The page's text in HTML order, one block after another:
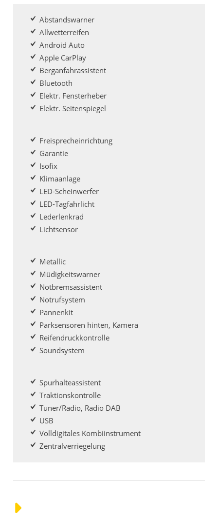
Abstandswarner
Allwetterreifen
Android Auto
Apple CarPlay
Berganfahrassistent
Bluetooth
Elektr. Fensterheber
Elektr. Seitenspiegel
Freisprecheinrichtung
Garantie
Isofix
Klimaanlage
LED-Scheinwerfer
LED-Tagfahrlicht
Lederlenkrad
Lichtsensor
Metallic
Müdigkeitswarner
Notbremsassistent
Notrufsystem
Pannenkit
Parksensoren hinten, Kamera
Reifendruckkontrolle
Soundsystem
Spurhalteassistent
Traktionskontrolle
Tuner/Radio, Radio DAB
USB
Volldigitales Kombiinstrument
Zentralverriegelung